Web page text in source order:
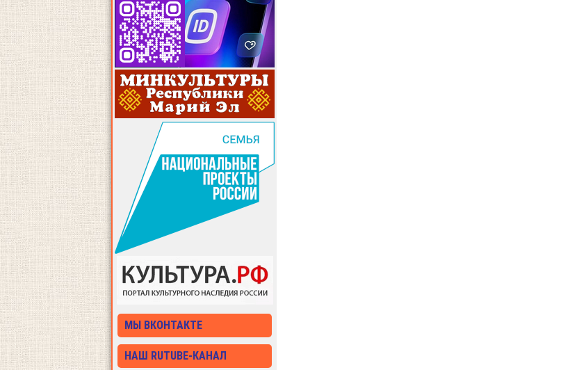
МЫ ВКОНТАКТЕ
НАШ RUTUBE-КАНАЛ